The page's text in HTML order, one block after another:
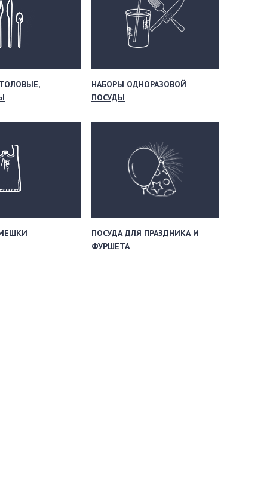
НАБОРЫ ОДНОРАЗОВОЙ
ПОСУДЫ
ПОСУДА ДЛЯ ПРАЗДНИКА И
ФУРШЕТА